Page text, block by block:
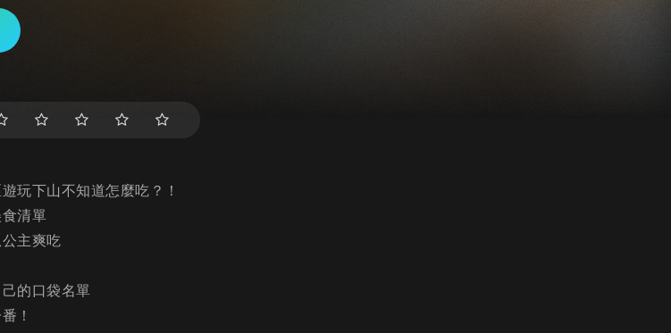
玩下山不知道怎麼吃？！
清單
主爽吃
的口袋名單
！